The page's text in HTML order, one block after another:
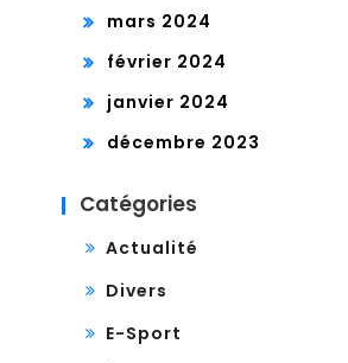
mars 2024
février 2024
janvier 2024
décembre 2023
Catégories
Actualité
Divers
E-Sport